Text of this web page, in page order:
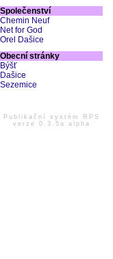
Společenství
Chemin Neuf
Net for God
Orel Dašice
Obecní stránky
Býšť
Dašice
Sezemice
Publikační systém RPS
verze 0.3.5a alpha